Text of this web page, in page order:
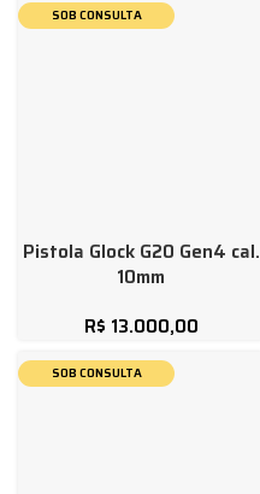
SOB CONSULTA
Pistola Glock G20 Gen4 cal.
10mm
R$ 13.000,00
SOB CONSULTA